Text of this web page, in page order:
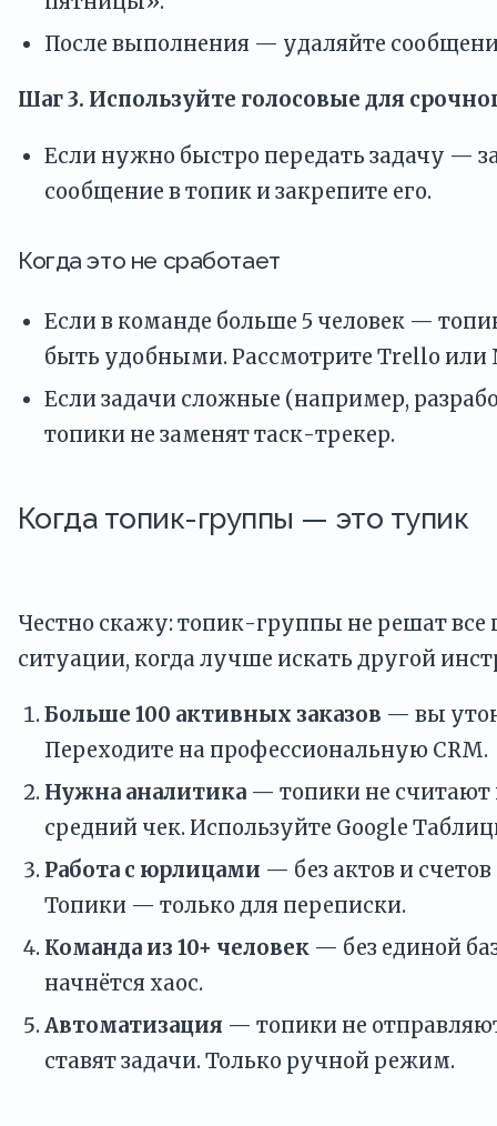
После выполнения — удаляйте
Шаг 3. Используйте голосовые для
Если нужно быстро передать задачу —
сообщение в топик и закрепите его.
Когда это не сработает
Если в команде больше 5 человек —
быть удобными. Рассмотрите Trello или
Если задачи сложные (например,
топики не заменят таск-трекер.
Когда топик-группы — это тупик
Честно скажу: топик-группы не решат все
ситуации, когда лучше искать другой
Больше 100 активных заказов — вы
Переходите на профессиональную CRM.
Нужна аналитика — топики не считают
средний чек. Используйте Google
Работа с юрлицами — без актов и
Топики — только для переписки.
Команда из 10+ человек — без единой
начнётся хаос.
Автоматизация — топики не
ставят задачи. Только ручной режим.